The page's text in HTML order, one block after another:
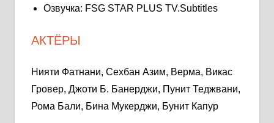
Озвучка: FSG STAR PLUS TV.Subtitles
АКТЁРЫ
Нияти Фатнани, Сехбан Азим, Верма, Викас
Гровер, Джоти Б. Банерджи, Пунит Теджвани,
Рома Бали, Бина Мукерджи, Бунит Капур